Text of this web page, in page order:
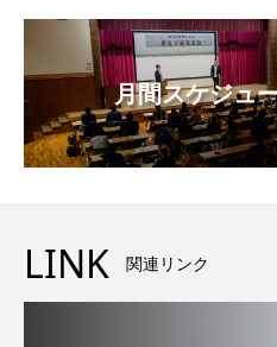
月間スケジュ
LINK 関連リンク